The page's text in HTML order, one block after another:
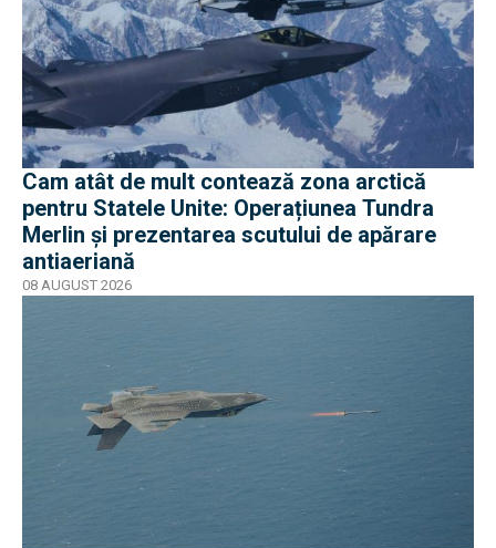
Cam atât de mult contează zona arctică
pentru Statele Unite: Operațiunea Tundra
Merlin şi prezentarea scutului de apărare
antiaeriană
08 AUGUST 2026